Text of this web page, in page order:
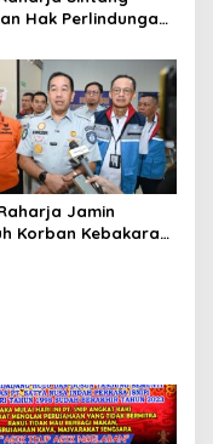
Hak Perlindungan
Jamin
Korban Kebakaran